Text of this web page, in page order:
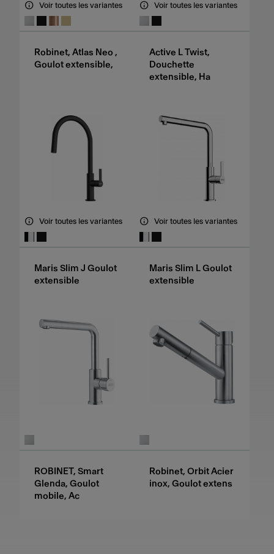
Voir toutes les variantes
Robinet, Atlas Neo ,
Goulot extensible,
Voir toutes les variantes
Active L Twist,
Douchette
extensible, Ha
Voir toutes les variantes
Maris Slim J Goulot
extensible
Voir toutes les variantes
Maris Slim L Goulot
extensible
ROBINET, Smart
Glenda, Goulot
mobile, Ac
Robinet, Orbit Acier
inox, Goulot extens